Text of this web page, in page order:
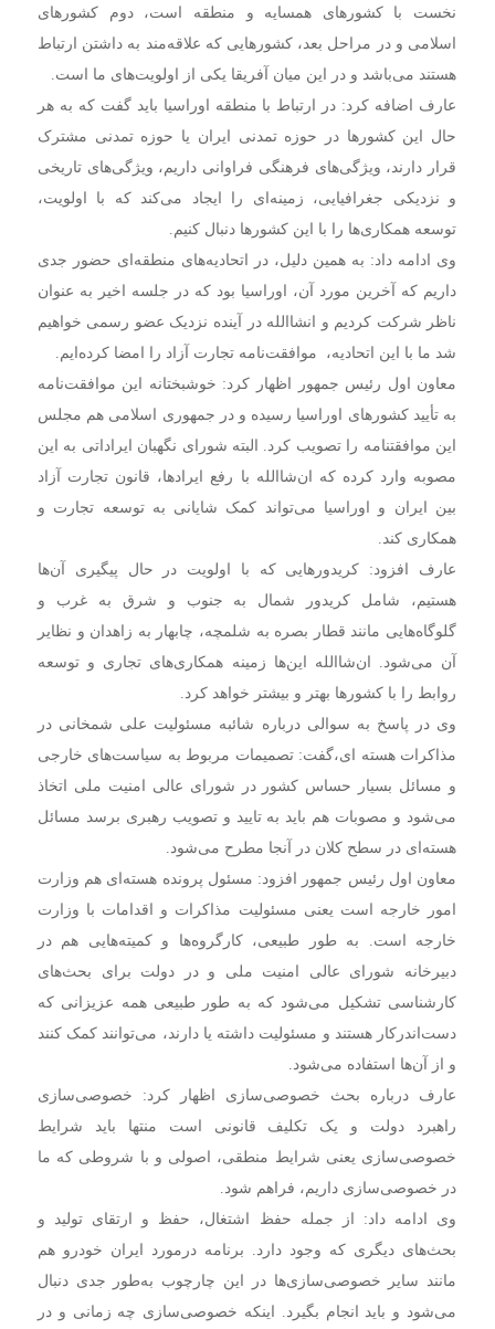
نخست با کشورهای همسایه و منطقه است، دوم کشورهای
اسلامی و در مراحل بعد، کشورهایی که علاقه‌مند به داشتن ارتباط
هستند می‌باشد و در این میان آفریقا یکی از اولویت‌های ما است.
عارف اضافه کرد: در ارتباط با منطقه اوراسیا باید گفت که به هر
حال این کشورها در حوزه تمدنی ایران یا حوزه تمدنی مشترک
قرار دارند، ویژگی‌های فرهنگی فراوانی داریم، ویژگی‌های تاریخی
و نزدیکی جغرافیایی، زمینه‌ای را ایجاد می‌کند که با اولویت،
توسعه همکاری‌ها را با این کشورها دنبال کنیم.
وی ادامه داد: به همین دلیل، در اتحادیه‌های منطقه‌ای حضور جدی
داریم که آخرین مورد آن، اوراسیا بود که در جلسه اخیر به عنوان
ناظر شرکت کردیم و انشاالله در آینده نزدیک عضو رسمی خواهیم
شد ما با این اتحادیه، موافقت‌نامه تجارت آزاد را امضا کرده‌ایم.
معاون اول رئیس جمهور اظهار کرد: خوشبختانه این موافقت‌نامه
به تأیید کشورهای اوراسیا رسیده و در جمهوری اسلامی هم مجلس
این موافقتنامه را تصویب کرد. البته شورای نگهبان ایراداتی به این
مصوبه وارد کرده که ان‌شاالله با رفع ایرادها، قانون تجارت آزاد
بین ایران و اوراسیا می‌تواند کمک شایانی به توسعه تجارت و
همکاری کند.
عارف افزود: کریدورهایی که با اولویت در حال پیگیری آن‌ها
هستیم، شامل کریدور شمال به جنوب و شرق به غرب و
گلوگاه‌هایی مانند قطار بصره به شلمچه، چابهار به زاهدان و نظایر
آن می‌شود. ان‌شاالله این‌ها زمینه همکاری‌های تجاری و توسعه
روابط را با کشورها بهتر و بیشتر خواهد کرد.
وی در پاسخ به سوالی درباره شائبه مسئولیت علی شمخانی در
مذاکرات هسته ای،گفت: تصمیمات مربوط به سیاست‌های خارجی
و مسائل بسیار حساس کشور در شورای عالی امنیت ملی اتخاذ
می‌شود و مصوبات هم باید به تایید و تصویب رهبری برسد مسائل
هسته‌ای در سطح کلان در آنجا مطرح می‌شود.
معاون اول رئیس جمهور افزود: مسئول پرونده هسته‌ای هم وزارت
امور خارجه است یعنی مسئولیت مذاکرات و اقدامات با وزارت
خارجه است. به طور طبیعی، کارگروه‌ها و کمیته‌هایی هم در
دبیرخانه شورای عالی امنیت ملی و در دولت برای بحث‌های
کارشناسی تشکیل می‌شود که به طور طبیعی همه عزیزانی که
دست‌اندرکار هستند و مسئولیت داشته‌ یا دارند، می‌توانند کمک کنند
و از آن‌ها استفاده می‌شود.
عارف درباره بحث خصوصی‌سازی اظهار کرد: خصوصی‌سازی
راهبرد دولت و یک تکلیف قانونی است منتها باید شرایط
خصوصی‌سازی یعنی شرایط منطقی، اصولی و با شروطی که ما
در خصوصی‌سازی داریم، فراهم شود.
وی ادامه داد: از جمله حفظ اشتغال، حفظ و ارتقای تولید و
بحث‌های دیگری که وجود دارد. برنامه درمورد ایران خودرو هم
مانند سایر خصوصی‌سازی‌ها در این چارچوب به‌طور جدی دنبال
می‌شود و باید انجام بگیرد. اینکه خصوصی‌سازی چه زمانی و در